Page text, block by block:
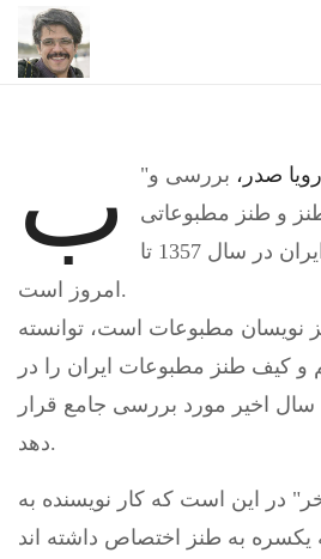
" ب رویا صدر، بررسی و
و طنز مطبوعاتی
ایران از آغاز انقلاب ايران در سال 1357 تا
امروز است.
نویسان مطبوعات است، توانسته
و کیف طنز مطبوعات ایران را در
اخیر مورد بررسی جامع قرار
دهد.
در این است که کار نویسنده به
یکسره به طنز اختصاص داشته اند